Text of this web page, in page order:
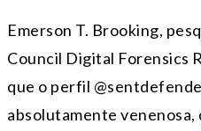
Emerson T. Brooking,
Council Digital Forensics
que o perfil
absolutamente